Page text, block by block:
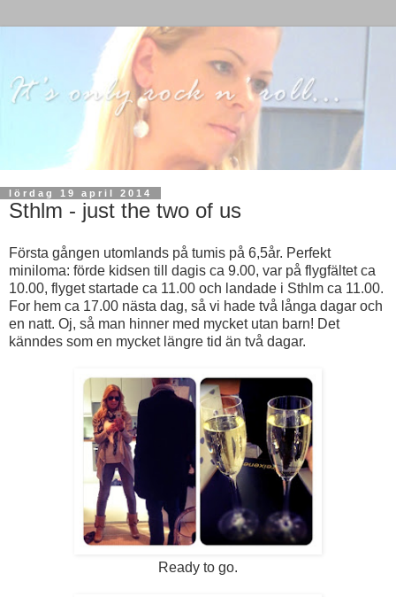
lördag 19 april 2014
Sthlm - just the two of us
Första gången utomlands på tumis på 6,5år. Perfekt
miniloma: förde kidsen till dagis ca 9.00, var på flygfältet ca
10.00, flyget startade ca 11.00 och landade i Sthlm ca 11.00.
For hem ca 17.00 nästa dag, så vi hade två långa dagar och
en natt. Oj, så man hinner med mycket utan barn! Det
känndes som en mycket längre tid än två dagar.
Ready to go.